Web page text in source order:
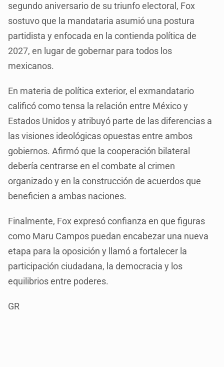
segundo aniversario de su triunfo electoral, Fox
sostuvo que la mandataria asumió una postura
partidista y enfocada en la contienda política de
2027, en lugar de gobernar para todos los
mexicanos.
En materia de política exterior, el exmandatario
calificó como tensa la relación entre México y
Estados Unidos y atribuyó parte de las diferencias a
las visiones ideológicas opuestas entre ambos
gobiernos. Afirmó que la cooperación bilateral
debería centrarse en el combate al crimen
organizado y en la construcción de acuerdos que
beneficien a ambas naciones.
Finalmente, Fox expresó confianza en que figuras
como Maru Campos puedan encabezar una nueva
etapa para la oposición y llamó a fortalecer la
participación ciudadana, la democracia y los
equilibrios entre poderes.
GR